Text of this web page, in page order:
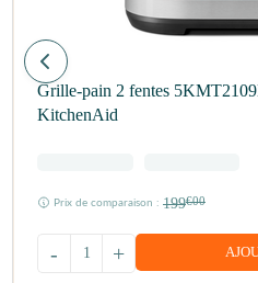
Grille-pain 2 fentes
KitchenAid
Prix de comparaison : 199€00
+
-